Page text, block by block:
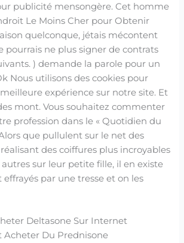
publicité mensongère. Cet homme
Le Moins Cher pour Obtenir
quelconque, jétais mécontent
pourrais ne plus signer de contrats
) demande la parole pour un
Nous utilisons des cookies pour
expérience sur notre site. Et
mont. Vous souhaitez commenter
profession dans le « Quotidien du
que pullulent sur le net des
des coiffures plus incroyables
autres sur leur petite fille, il en existe
par une tresse et on les
Deltasone Sur Internet
Acheter Du Prednisone